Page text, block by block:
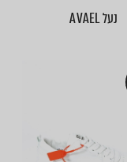
נעל AVAEL